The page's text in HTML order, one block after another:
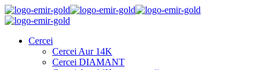
Cercei
Cercei Aur 14K
Cercei DIAMANT